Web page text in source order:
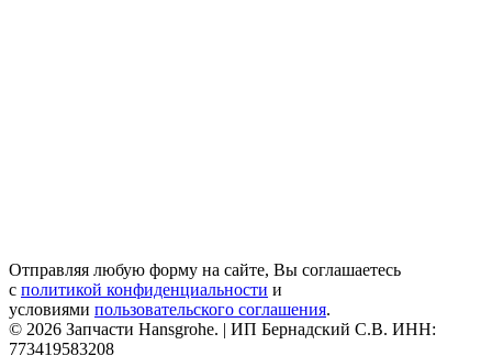
Отправляя любую форму на сайте, Вы соглашаетесь
с политикой конфиденциальности и
условиями пользовательского соглашения.
© 2026 Запчасти Hansgrohe. | ИП Бернадский С.В. ИНН:
773419583208